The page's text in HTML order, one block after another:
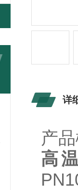
详
产
高